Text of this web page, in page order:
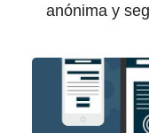
anónima y